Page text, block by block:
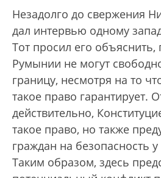
Незадолго до свержения
дал интервью одному
Тот просил его
Румынии не могут
границу, несмотря на то
такое право гарантирует.
действительно,
такое право, но также
граждан на безопасность
Таким образом, здесь